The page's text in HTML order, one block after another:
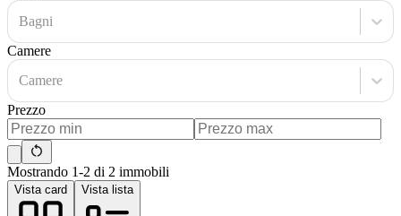
Bagni
Camere
Camere
Prezzo
Mostrando 1-2 di 2 immobili
Vista card Vista lista